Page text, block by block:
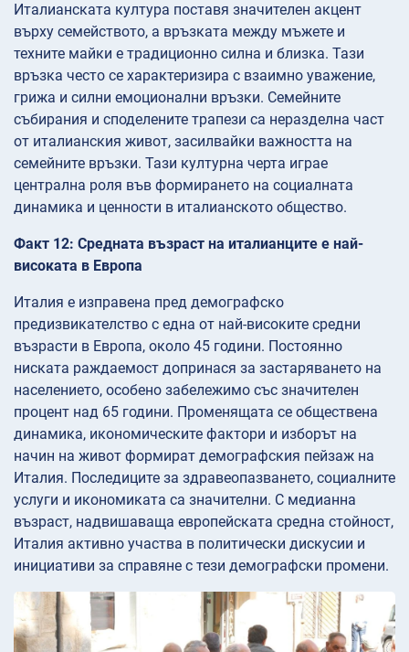
Италианската култура поставя значителен акцент
върху семейството, а връзката между мъжете и
техните майки е традиционно силна и близка. Тази
връзка често се характеризира с взаимно уважение,
грижа и силни емоционални връзки. Семейните
събирания и споделените трапези са неразделна част
от италианския живот, засилвайки важността на
семейните връзки. Тази културна черта играе
централна роля във формирането на социалната
динамика и ценности в италианското общество.
Факт 12: Средната възраст на италианците е най-
високата в Европа
Италия е изправена пред демографско
предизвикателство с една от най-високите средни
възрасти в Европа, около 45 години. Постоянно
ниската раждаемост допринася за застаряването на
населението, особено забележимо със значителен
процент над 65 години. Променящата се обществена
динамика, икономическите фактори и изборът на
начин на живот формират демографския пейзаж на
Италия. Последиците за здравеопазването, социалните
услуги и икономиката са значителни. С медианна
възраст, надвишаваща европейската средна стойност,
Италия активно участва в политически дискусии и
инициативи за справяне с тези демографски промени.